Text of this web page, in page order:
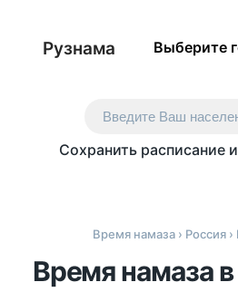
Рузнама Выберите
Введите Ваш
Сохранить расписание
Время намаза› Россия›
Время намаза